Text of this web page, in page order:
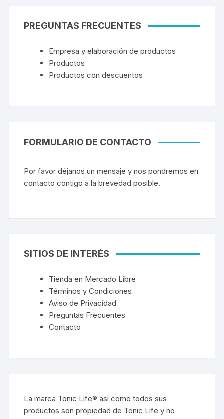
PREGUNTAS FRECUENTES
Empresa y elaboración de productos
Productos
Productos con descuentos
FORMULARIO DE CONTACTO
Por favor déjanos un mensaje y nos pondremos en
contacto contigo a la brevedad posible.
SITIOS DE INTERÉS
Tienda en Mercado Libre
Términos y Condiciones
Aviso de Privacidad
Preguntas Frecuentes
Contacto
La marca Tonic Life® así como todos sus
productos son propiedad de Tonic Life y no